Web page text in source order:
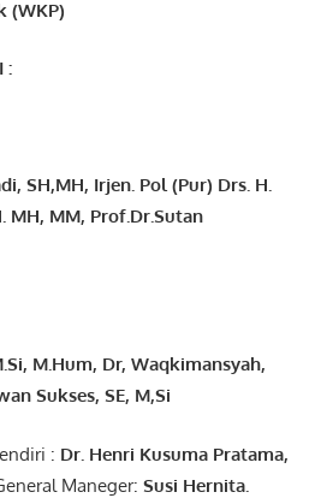
(WKP)
:
, SH,MH, Irjen. Pol (Pur) Drs. H.
MH, MM, Prof.Dr.Sutan
M.Hum, Dr, Waqkimansyah,
Sukses, SE, M,Si
: Dr. Henri Kusuma Pratama,
Maneger: Susi Hernita.